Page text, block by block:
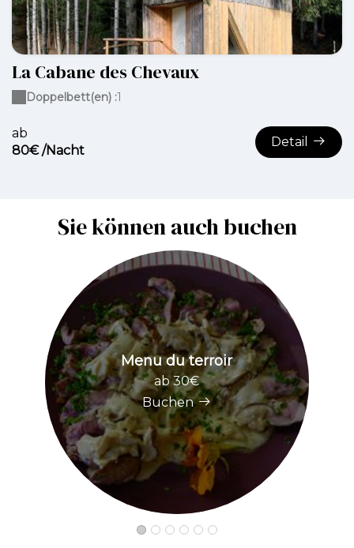
La Cabane des Chevaux
ab
80€ /Nacht
Detail
Doppelbett(en) :1
Sie können auch buchen
Menu du terroir
ab 30€
Buchen